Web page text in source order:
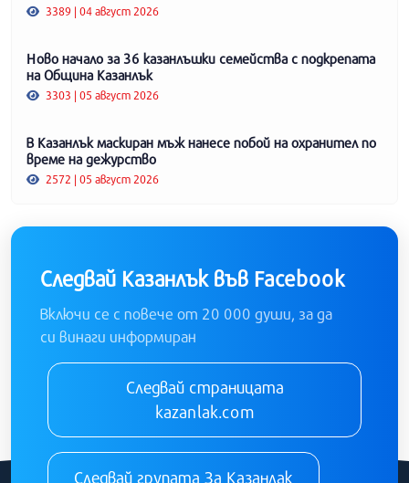
3389 | 04 август 2026
Ново начало за 36 казанлъшки семейства с подкрепата
на Община Казанлък
3303 | 05 август 2026
В Казанлък маскиран мъж нанесе побой на охранител по
време на дежурство
2572 | 05 август 2026
Следвай Казанлък във Facebook
Включи се с повече от 20 000 души, за да
си винаги информиран
Следвай страницата
kazanlak.com
Следвай групата За Казанлак